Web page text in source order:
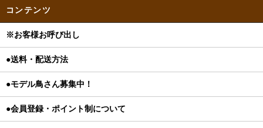
コンテンツ
※お客様お呼び出し
●送料・配送方法
●モデル鳥さん募集中！
●会員登録・ポイント制について